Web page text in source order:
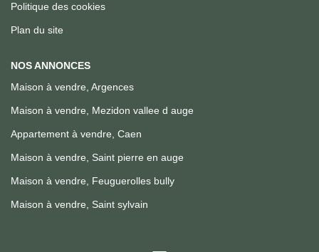
Politique des cookies
Plan du site
NOS ANNONCES
Maison à vendre, Argences
Maison à vendre, Mezidon vallee d auge
Appartement à vendre, Caen
Maison à vendre, Saint pierre en auge
Maison à vendre, Feuguerolles bully
Maison à vendre, Saint sylvain